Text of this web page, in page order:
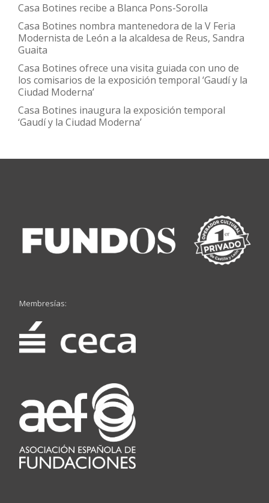
Casa Botines recibe a Blanca Pons-Sorolla
Casa Botines nombra mantenedora de la V Feria
Modernista de León a la alcaldesa de Reus, Sandra
Guaita
Casa Botines ofrece una visita guiada con uno de
los comisarios de la exposición temporal ‘Gaudí y la
Ciudad Moderna’
Casa Botines inaugura la exposición temporal
‘Gaudí y la Ciudad Moderna’
Membresías: